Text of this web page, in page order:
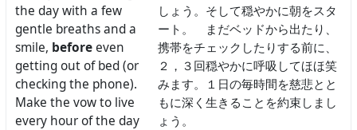
the day with a few
gentle breaths and a
smile, beforeeven
getting out of bed (or
checking the phone).
Make the vow to live
every hour of the day
しょう。そして穏やかに朝をスタ
ート。 まだベッドから出たり、
携帯をチェックしたりする前に、
２，３回穏やかに呼吸してほほ笑
みます。１日の毎時間を慈悲とと
もに深く生きることを約束しまし
ょう。